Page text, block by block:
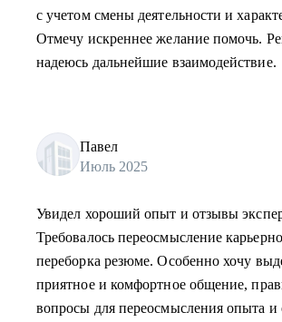
с учетом смены деятельности и
Отмечу искреннее желание помочь.
надеюсь дальнейшие взаимодействие.
Павел
Июль 2025
Увидел хороший опыт и отзывы
Требовалось переосмысление
переборка резюме. Особенно хочу
приятное и комфортное общение,
вопросы для переосмысления опыта и